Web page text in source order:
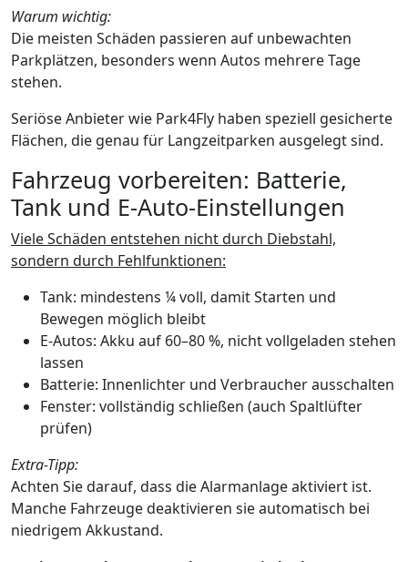
Warum wichtig:
Die meisten Schäden passieren auf unbewachten
Parkplätzen, besonders wenn Autos mehrere Tage
stehen.
Seriöse Anbieter wie Park4Fly haben speziell gesicherte
Flächen, die genau für Langzeitparken ausgelegt sind.
Fahrzeug vorbereiten: Batterie,
Tank und E-Auto-Einstellungen
Viele Schäden entstehen nicht durch Diebstahl,
sondern durch Fehlfunktionen:
Tank: mindestens ¼ voll, damit Starten und
Bewegen möglich bleibt
E-Autos: Akku auf 60–80 %, nicht vollgeladen stehen
lassen
Batterie: Innenlichter und Verbraucher ausschalten
Fenster: vollständig schließen (auch Spaltlüfter
prüfen)
Extra-Tipp:
Achten Sie darauf, dass die Alarmanlage aktiviert ist.
Manche Fahrzeuge deaktivieren sie automatisch bei
niedrigem Akkustand.